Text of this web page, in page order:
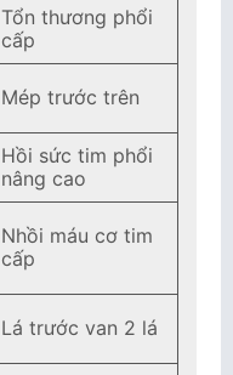
Tổn thương phổi
cấp
Mép trước trên
Hồi sức tim phổi
nâng cao
Nhồi máu cơ tim
cấp
Lá trước van 2 lá